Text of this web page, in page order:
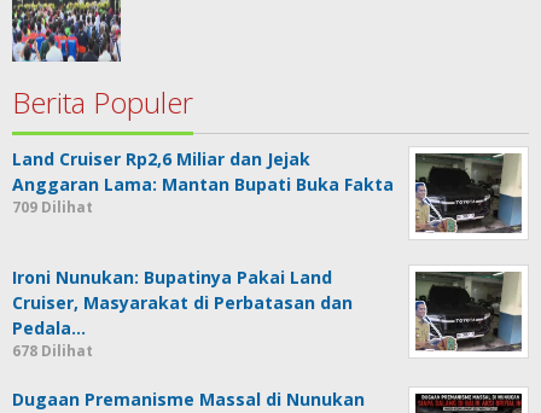
Berita Populer
Land Cruiser Rp2,6 Miliar dan Jejak
Anggaran Lama: Mantan Bupati Buka Fakta
709 Dilihat
Ironi Nunukan: Bupatinya Pakai Land
Cruiser, Masyarakat di Perbatasan dan
Pedala…
678 Dilihat
Dugaan Premanisme Massal di Nunukan